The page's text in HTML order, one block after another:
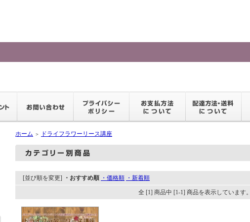
ホーム ＞ ドライフラワーリース講座
[並び順を変更] ・おすすめ順 ・価格順 ・新着順
全 [1] 商品中 [1-1] 商品を表示しています